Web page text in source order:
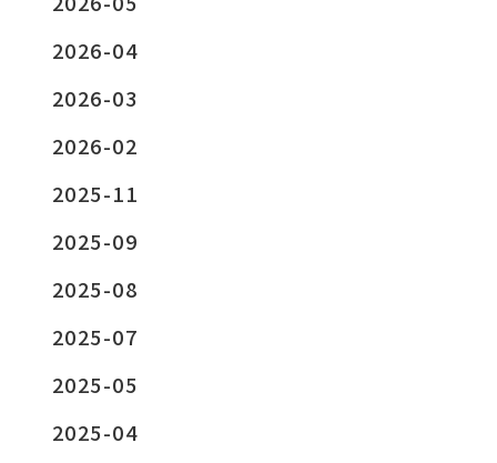
2026-04
2026-03
2026-02
2025-11
2025-09
2025-08
2025-07
2025-05
2025-04